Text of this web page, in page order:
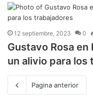
12 septiembre, 2023 0
Gustavo Rosa en
un alivio para los
Pagina anterior